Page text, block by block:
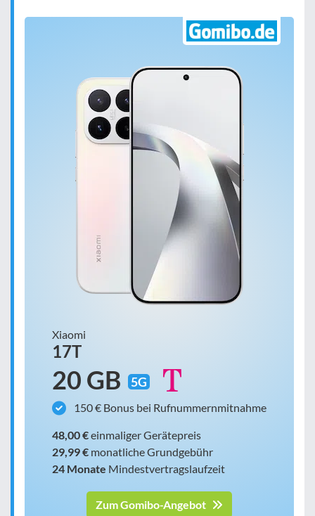
Xiaomi
17T
20 GB 5G
150 € Bonus bei Rufnummernmitnahme
48,00 €einmaliger Gerätepreis
29,99 € monatliche Grundgebühr
24 Monate Mindestvertragslaufzeit
Zum Gomibo-Angebot